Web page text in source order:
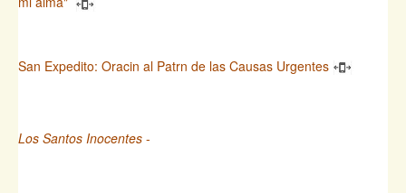
San Expedito: Oracin al Patrn de las Causas Urgentes
Los Santos Inocentes -